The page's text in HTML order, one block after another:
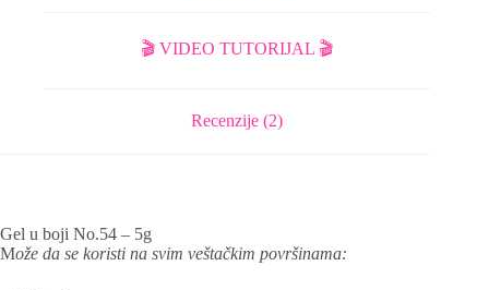
🎬 VIDEO TUTORIJAL 🎬
Recenzije (2)
Gel u boji No.54 – 5g
Može da se koristi na svim veštačkim površinama: